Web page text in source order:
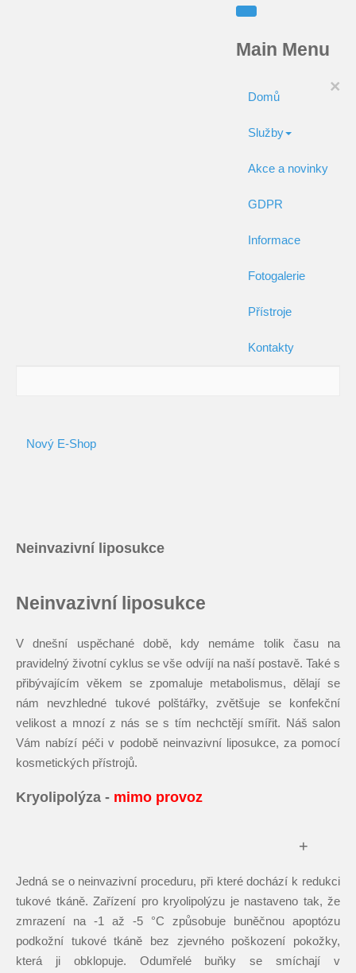
Main Menu
×
Domů
Služby
Akce a novinky
GDPR
Informace
Fotogalerie
Přístroje
Kontakty
Nový E-Shop
Neinvazivní liposukce
Neinvazivní liposukce
V dnešní uspěchané době, kdy nemáme tolik času na
pravidelný životní cyklus se vše odvíjí na naší postavě. Také s
přibývajícím věkem se zpomaluje metabolismus, dělají se
nám nevzhledné tukové polštářky, zvětšuje se konfekční
velikost a mnozí z nás se s tím nechctějí smířit. Náš salon
Vám nabízí péči v podobě neinvazivní liposukce, za pomocí
kosmetických přístrojů.
Kryolipolýza - mimo provoz
+
Jedná se o neinvazivní proceduru, při které dochází k redukci
tukové tkáně. Zařízení pro kryolipolýzu je nastaveno tak, že
zmrazení na -1 až -5 °C způsobuje buněčnou apoptózu
podkožní tukové tkáně bez zjevného poškození pokožky,
která ji obklopuje. Odumřelé buňky se smíchají v